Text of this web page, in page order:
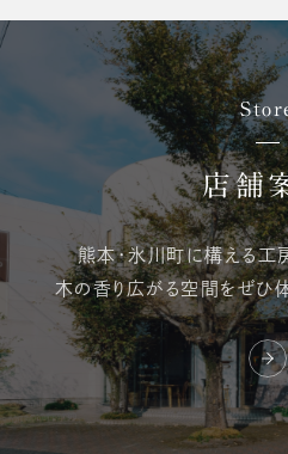
店舗
熊本・氷川町に構える工
木の香り広がる空間をぜひ